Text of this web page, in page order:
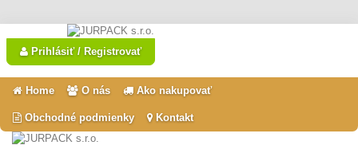
Prihlásiť / Registrovať
Home O nás Ako nakupovať
Obchodné podmienky Kontakt